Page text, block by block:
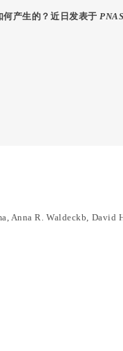
产生的？近日发表于 PNAS
Anna R. Waldeckb, David